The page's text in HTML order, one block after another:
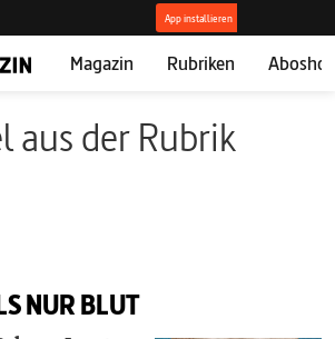
Magazin Rubriken
aus der Rubrik
NUR BLUT